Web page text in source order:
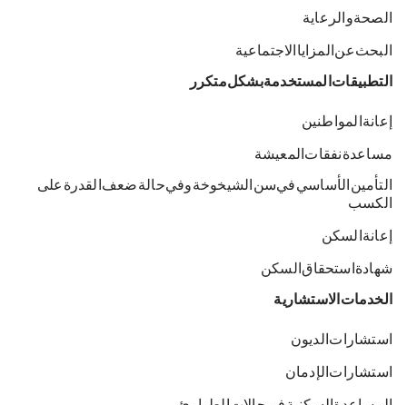
الصحة والرعاية
البحث عن المزايا الاجتماعية
التطبيقات المستخدمة بشكل متكرر
إعانة المواطنين
مساعدة نفقات المعيشة
التأمين الأساسي في سن الشيخوخة وفي حالة ضعف القدرة على
الكسب
إعانة السكن
شهادة استحقاق السكن
الخدمات الاستشارية
استشارات الديون
استشارات الإدمان